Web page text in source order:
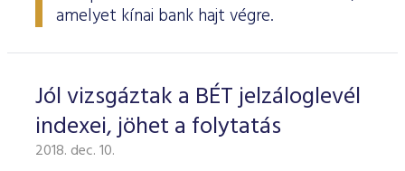
amelyet kínai bank hajt végre.
Jól vizsgáztak a BÉT jelzáloglevél
indexei, jöhet a folytatás
2018. dec. 10.